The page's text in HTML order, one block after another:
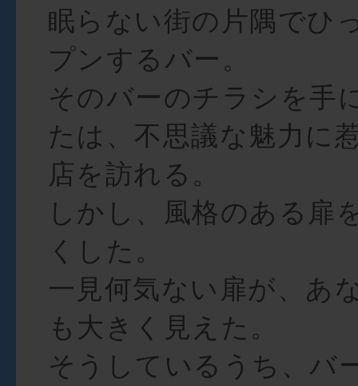
眠らない街の片隅でひ
プンするバー。
そのバーのチラシを手
たは、不思議な魅力に
店を訪れる。
しかし、風格のある扉
くした。
一見何気ない扉が、あ
も大きく見えた。
そうしているうち、バ